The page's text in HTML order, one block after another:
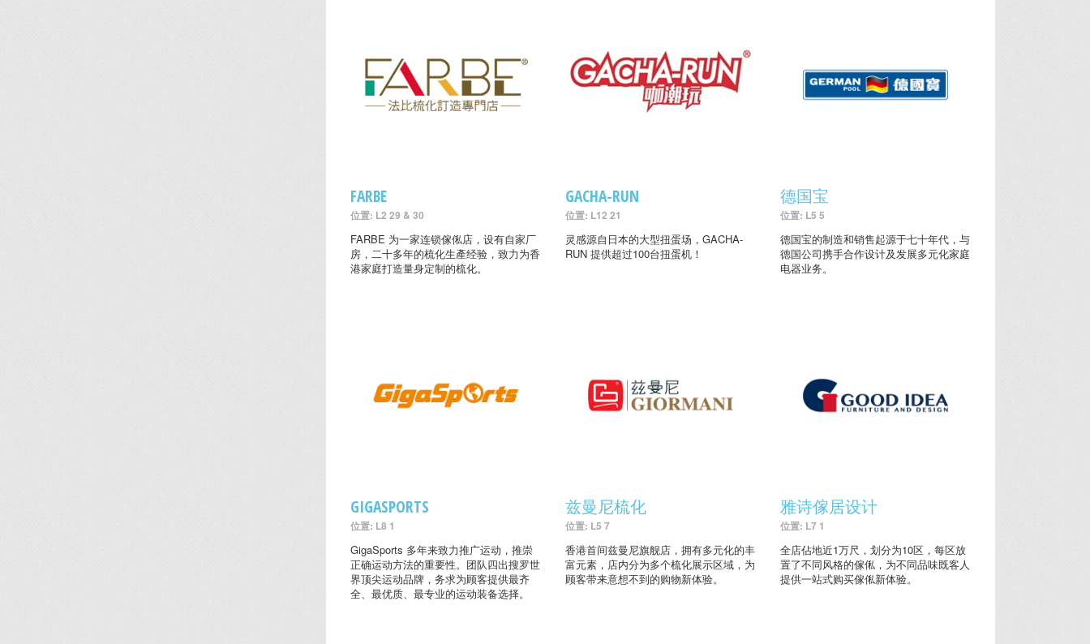
FARBE
位置: L2 29 & 30
FARBE 为一家连锁傢俬店，设有自家厂
房，二十多年的梳化生產经验，致力为香
港家庭打造量身定制的梳化。
GACHA-RUN
位置: L12 21
灵感源自日本的大型扭蛋场，GACHA-
RUN 提供超过100台扭蛋机！
德国宝
位置: L5 5
德国宝的制造和销售起源于七十年代，与
德国公司携手合作设计及发展多元化家庭
电器业务。
GIGASPORTS
位置: L8 1
GigaSports 多年来致力推广运动，推崇
正确运动方法的重要性。团队四出搜罗世
界顶尖运动品牌，务求为顾客提供最齐
全、最优质、最专业的运动装备选择。
兹曼尼梳化
位置: L5 7
香港首间兹曼尼旗舰店，拥有多元化的丰
富元素，店内分为多个梳化展示区域，为
顾客带来意想不到的购物新体验。
雅诗傢居设计
位置: L7 1
全店佔地近1万尺，划分为10区，每区放
置了不同风格的傢俬，为不同品味既客人
提供一站式购买傢俬新体验。